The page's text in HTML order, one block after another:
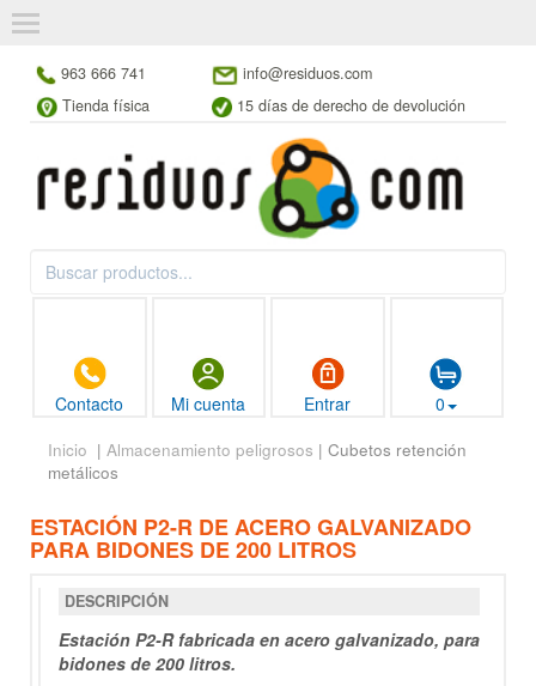
963 666 741
info@residuos.com
Tienda física
15 días de derecho de devolución
Contacto Mi cuenta Entrar 0
Inicio | Almacenamiento peligrosos | Cubetos retención
metálicos
ESTACIÓN P2-R DE ACERO GALVANIZADO
PARA BIDONES DE 200 LITROS
DESCRIPCIÓN
Estación P2-R fabricada en acero galvanizado, para
bidones de 200 litros.